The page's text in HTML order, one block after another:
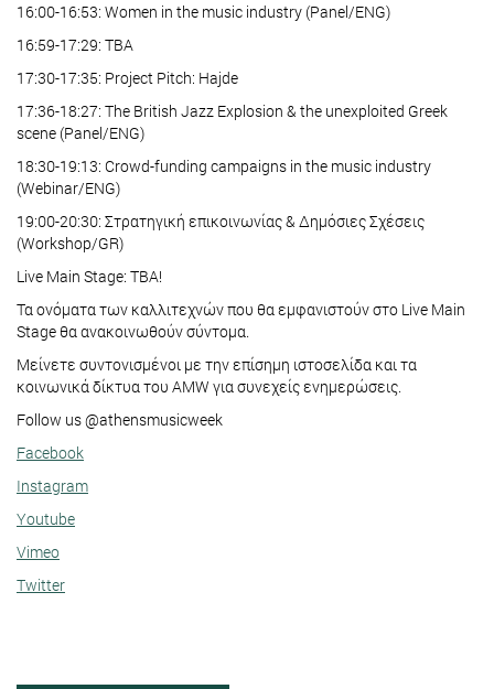
16:00-16:53: Women in the music industry (Panel/ENG)
16:59-17:29: TBA
17:30-17:35: Project Pitch: Hajde
17:36-18:27: The British Jazz Explosion & the unexploited Greek
scene (Panel/ENG)
18:30-19:13: Crowd-funding campaigns in the music industry
(Webinar/ENG)
19:00-20:30: Στρατηγική επικοινωνίας & Δημόσιες Σχέσεις
(Workshop/GR)
Live Main Stage: TBA!
Τα ονόματα των καλλιτεχνών που θα εμφανιστούν στο Live Main
Stage θα ανακοινωθούν σύντομα.
Μείνετε συντονισμένοι με την επίσημη ιστοσελίδα και τα
κοινωνικά δίκτυα του AMW για συνεχείς ενημερώσεις.
Follow us @athensmusicweek
Facebook
Instagram
Youtube
Vimeo
Twitter